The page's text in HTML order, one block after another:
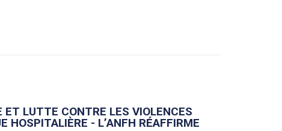
ET LUTTE CONTRE LES VIOLENCES
HOSPITALIÈRE - L’ANFH RÉAFFIRME